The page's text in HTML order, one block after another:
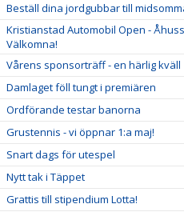
Beställ dina jordgubbar till
Kristianstad Automobil Open -
Välkomna!
Vårens sponsorträff - en härlig kväll
Damlaget föll tungt i premiären
Ordförande testar banorna
Grustennis - vi öppnar 1:a maj!
Snart dags för utespel
Nytt tak i Täppet
Grattis till stipendium Lotta!